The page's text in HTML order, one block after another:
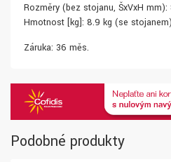
Rozměry (bez stojanu, ŠxVxH
Hmotnost [kg]: 8.9 kg (se
Záruka: 36 měs.
Podobné produkty